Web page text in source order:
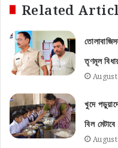
Related
তৃণমূল
খুদে
বিল